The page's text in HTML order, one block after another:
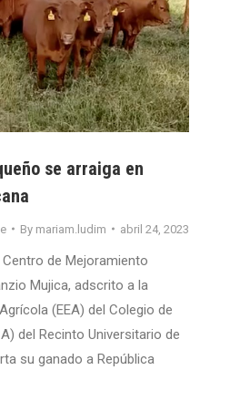
se arraiga en
By mariam.ludim abril 24, 2023
de Mejoramiento
Mujica, adscrito a la
(EEA) del Colegio de
del Recinto Universitario de
su ganado a República